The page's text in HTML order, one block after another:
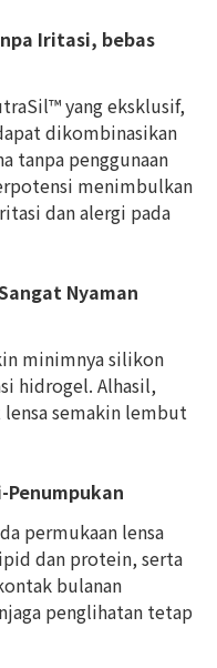
Iritasi, bebas
yang eksklusif,
dikombinasikan
tanpa penggunaan
menimbulkan
dan alergi pada
Nyaman
minimnya silikon
hidrogel. Alhasil,
semakin lembut
Penumpukan
permukaan lensa
dan protein, serta
bulanan
penglihatan tetap